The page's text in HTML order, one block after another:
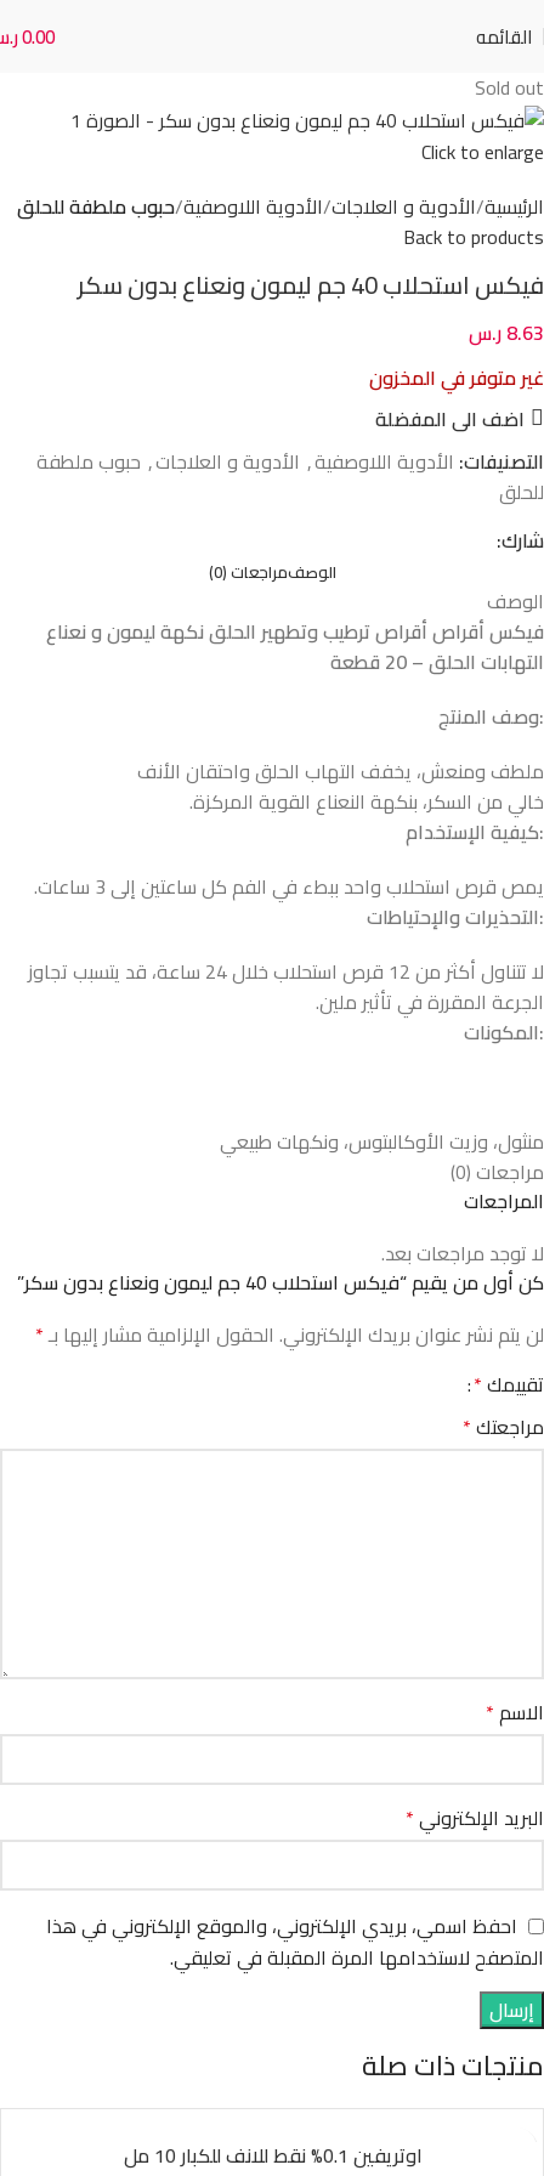
القائمه 0.00
Sold out
Click to enlarge
الرئيسية الأدوية و العلاجات الأدوية اللاوصفية حبوب ملطفة للحلق
Back to products
فيكس استحلاب 40 جم ليمون ونعناع بدون سكر
8.63ر.س
غير متوفر في المخزون
اضف الى المفضلة
التصنيفات: الأدوية اللاوصفية, الأدوية و العلاجات, حبوب ملطفة
للحلق
شارك:
الوصفمراجعات (0)
الوصف
فيكس أقراص أقراص ترطيب وتطهير الحلق نكهة ليمون و نعناع
التهابات الحلق – 20 قطعة
:وصف المنتج
ملطف ومنعش، يخفف التهاب الحلق واحتقان الأنف
خالي من السكر، بنكهة النعناع القوية المركزة.
:كيفية الإستخدام
يمص قرص استحلاب واحد ببطء في الفم كل ساعتين إلى 3 ساعات.
:التحذيرات والإحتياطات
لا تتناول أكثر من 12 قرص استحلاب خلال 24 ساعة، قد يتسبب تجاوز
الجرعة المقررة في تأثير ملين.
:المكونات
منثول، وزيت الأوكالبتوس، ونكهات طبيعي
مراجعات (0)
المراجعات
لا توجد مراجعات بعد.
كن أول من يقيم “فيكس استحلاب 40 جم ليمون ونعناع بدون سكر”
لن يتم نشر عنوان بريدك الإلكتروني. الحقول الإلزامية مشار إليها بـ*
تقييمك*
مراجعتك*
الاسم*
البريد الإلكتروني*
احفظ اسمي، بريدي الإلكتروني، والموقع الإلكتروني في هذا
المتصفح لاستخدامها المرة المقبلة في تعليقي.
منتجات ذات صلة
اوتريفين 0.1% نقط للانف للكبار 10 مل